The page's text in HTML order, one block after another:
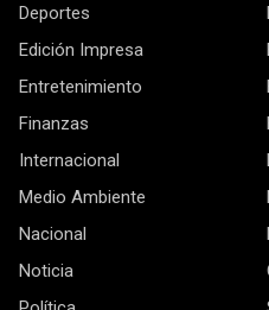
Deportes
Edición Impresa
Entretenimiento
Finanzas
Internacional
Medio Ambiente
Nacional
Noticia